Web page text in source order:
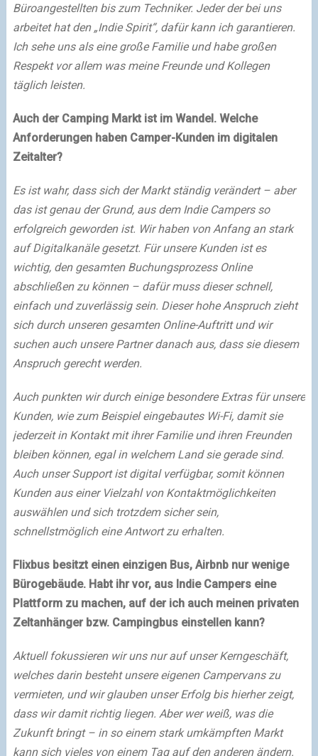
Büroangestellten bis zum Techniker. Jeder der bei uns
arbeitet hat den „Indie Spirit“, dafür kann ich garantieren.
Ich sehe uns als eine große Familie und habe großen
Respekt vor allem was meine Freunde und Kollegen
täglich leisten.
Auch der Camping Markt ist im Wandel. Welche
Anforderungen haben Camper-Kunden im digitalen
Zeitalter?
Es ist wahr, dass sich der Markt ständig verändert – aber
das ist genau der Grund, aus dem Indie Campers so
erfolgreich geworden ist. Wir haben von Anfang an stark
auf Digitalkanäle gesetzt. Für unsere Kunden ist es
wichtig, den gesamten Buchungsprozess Online
abschließen zu können – dafür muss dieser schnell,
einfach und zuverlässig sein. Dieser hohe Anspruch zieht
sich durch unseren gesamten Online-Auftritt und wir
suchen auch unsere Partner danach aus, dass sie diesem
Anspruch gerecht werden.
Auch punkten wir durch einige besondere Extras für unsere
Kunden, wie zum Beispiel eingebautes Wi-Fi, damit sie
jederzeit in Kontakt mit ihrer Familie und ihren Freunden
bleiben können, egal in welchem Land sie gerade sind.
Auch unser Support ist digital verfügbar, somit können
Kunden aus einer Vielzahl von Kontaktmöglichkeiten
auswählen und sich trotzdem sicher sein,
schnellstmöglich eine Antwort zu erhalten.
Flixbus besitzt einen einzigen Bus, Airbnb nur wenige
Bürogebäude. Habt ihr vor, aus Indie Campers eine
Plattform zu machen, auf der ich auch meinen privaten
Zeltanhänger bzw. Campingbus einstellen kann?
Aktuell fokussieren wir uns nur auf unser Kerngeschäft,
welches darin besteht unsere eigenen Campervans zu
vermieten, und wir glauben unser Erfolg bis hierher zeigt,
dass wir damit richtig liegen. Aber wer weiß, was die
Zukunft bringt – in so einem stark umkämpften Markt
kann sich vieles von einem Tag auf den anderen ändern.